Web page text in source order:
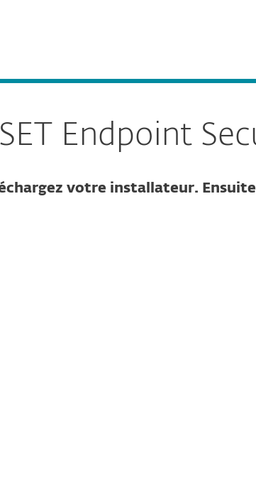
Endpoint
votre installateur. Ensuite,